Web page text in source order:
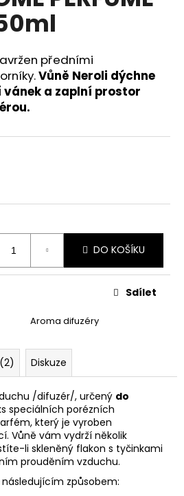
předními
Vůně Neroli dýchne
a zaplní prostor
DO KOŠÍKU
Aroma difuzéry
Sdílet
Diskuze
/difuzér/, určený do
speciálních porézních
který je vyroben
Vůně vám vydrží několik
li skleněný flakon s tyčinkami
prouděním vzduchu.
způsobem: